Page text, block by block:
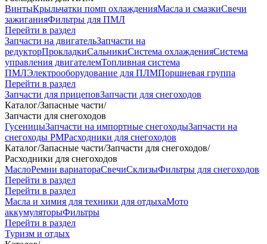
ВинтыКрыльчатки помп охлажденияМасла и смазкиСвечи
зажиганияФильтры для ПМЛ
Перейти в раздел
Запчасти на двигательЗапчасти на
редукторПрокладкиСальникиСистема охлажденияСистема
управления двигателемТопливная система
ПМЛЭлектрооборудование для ПЛМПоршневая группа
Перейти в раздел
Запчасти для прицеповЗапчасти для снегоходов
Каталог/Запасные части/
Запчасти для снегоходов
ГусеницыЗапчасти на импортные снегоходыЗапчасти на
снегоходы РМРасходники для снегоходов
Каталог/Запасные части/Запчасти для снегоходов/
Расходники для снегоходов
МаслоРемни вариатораСвечиСклизыФильтры для снегоходов
Перейти в раздел
Перейти в раздел
Масла и химия для техники для отдыхаМото
аккумуляторыФильтры
Перейти в раздел
Туризм и отдых